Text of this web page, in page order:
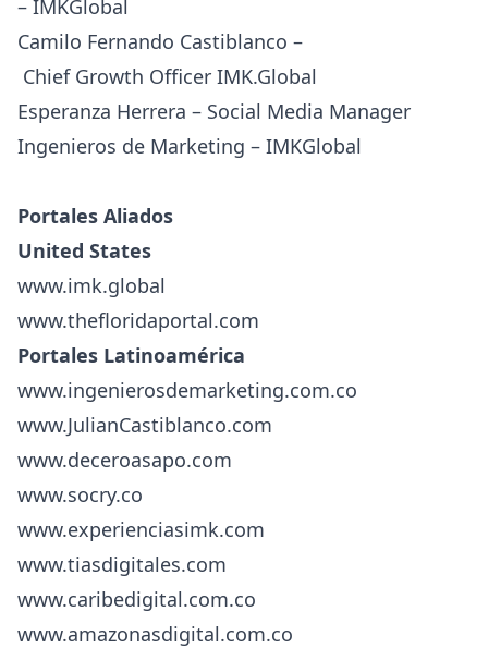
– IMKGlobal
Camilo Fernando Castiblanco –
Chief Growth Officer IMK.Global
Esperanza Herrera – Social Media Manager
Ingenieros de Marketing – IMKGlobal
Portales Aliados
United States
www.imk.global
www.thefloridaportal.com
Portales Latinoamérica
www.ingenierosdemarketing.com.co
www.JulianCastiblanco.com
www.deceroasapo.com
www.socry.co
www.experienciasimk.com
www.tiasdigitales.com
www.caribedigital.com.co
www.amazonasdigital.com.co